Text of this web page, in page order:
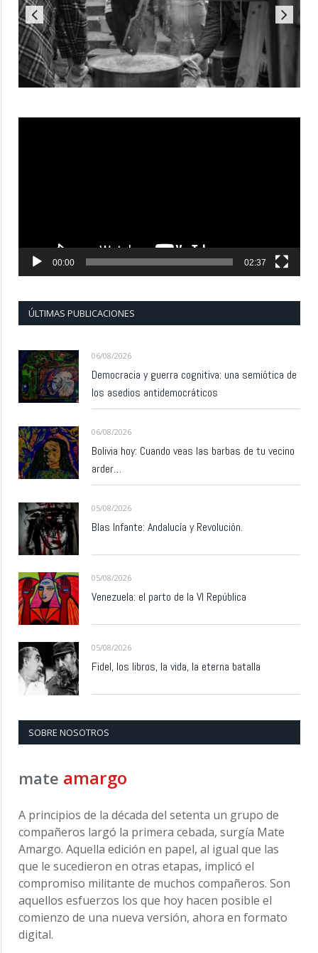
00:00 02:37
ÚLTIMAS PUBLICACIONES
06/08/2026
Democracia y guerra cognitiva: una semiótica de
los asedios antidemocráticos
06/08/2026
Bolivia hoy: Cuando veas las barbas de tu vecino
arder…
05/08/2026
Blas Infante: Andalucía y Revolución.
05/08/2026
Venezuela: el parto de la VI República
05/08/2026
Fidel, los libros, la vida, la eterna batalla
SOBRE NOSOTROS
mate amargo
A principios de la década del setenta un grupo de
compañeros largó la primera cebada, surgía Mate
Amargo. Aquella edición en papel, al igual que las
que le sucedieron en otras etapas, implicó el
compromiso militante de muchos compañeros. Son
aquellos esfuerzos los que hoy hacen posible el
comienzo de una nueva versión, ahora en formato
digital.